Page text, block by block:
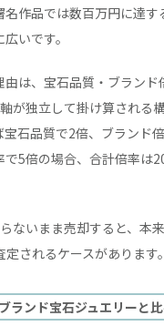
作品では数百万円に達す
いです。
由は、宝石品質・ブランド
が独立して掛け算される
宝石品質で2倍、ブランド
で5倍の場合、合計倍率は
ないまま売却すると、本
されるケースがあります。
ランド宝石ジュエリーと